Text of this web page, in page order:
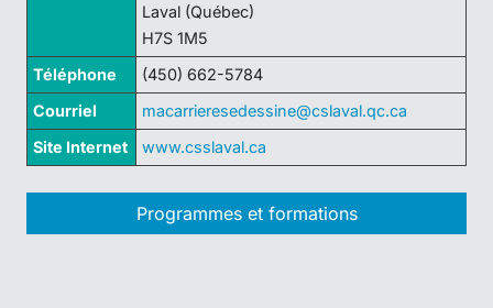
Laval (Québec)
H7S 1M5
Téléphone
(450) 662-5784
Courriel
macarrieresedessine@cslaval.qc.ca
Site Internet
www.csslaval.ca
Programmes et formations